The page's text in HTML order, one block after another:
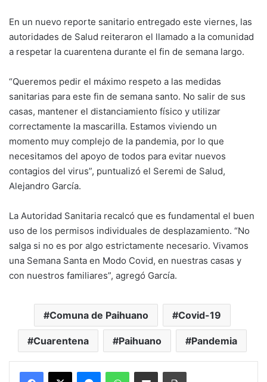
En un nuevo reporte sanitario entregado este viernes, las
autoridades de Salud reiteraron el llamado a la comunidad
a respetar la cuarentena durante el fin de semana largo.
“Queremos pedir el máximo respeto a las medidas
sanitarias para este fin de semana santo. No salir de sus
casas, mantener el distanciamiento físico y utilizar
correctamente la mascarilla. Estamos viviendo un
momento muy complejo de la pandemia, por lo que
necesitamos del apoyo de todos para evitar nuevos
contagios del virus”, puntualizó el Seremi de Salud,
Alejandro García.
La Autoridad Sanitaria recalcó que es fundamental el buen
uso de los permisos individuales de desplazamiento. “No
salga si no es por algo estrictamente necesario. Vivamos
una Semana Santa en Modo Covid, en nuestras casas y
con nuestros familiares”, agregó García.
Comuna de Paihuano Covid-19
Cuarentena Paihuano Pandemia
MessengerWhatsAppCompartir por correo electrónicoImprimir